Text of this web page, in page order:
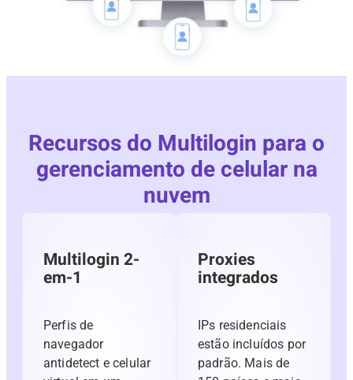
Recursos do Multilogin para o
gerenciamento de celular na
nuvem
Multilogin 2-
em-1
Perfis de
navegador
antidetect e celular
Proxies
integrados
IPs residenciais
estão incluídos por
padrão. Mais de